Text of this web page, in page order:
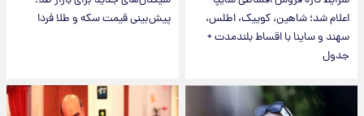
اعلام شد؛ شاهین، کوییک، اطلس،
سهند و ساینا با اقساط بلندمدت +
جدول
پیش‌بینی قیمت سکه و طلا فردا